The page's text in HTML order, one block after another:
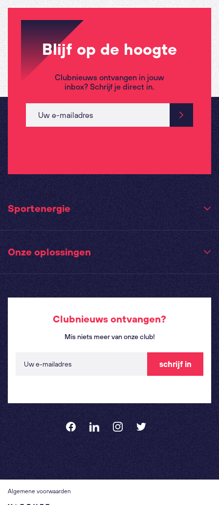
Blijf op de hoogte
Clubnieuws ontvangen in jouw
inbox? Schrijf je direct in.
Sportenergie
Onze oplossingen
Clubnieuws ontvangen?
Mis niets meer van onze club!
schrijf in
Algemene voorwaarden